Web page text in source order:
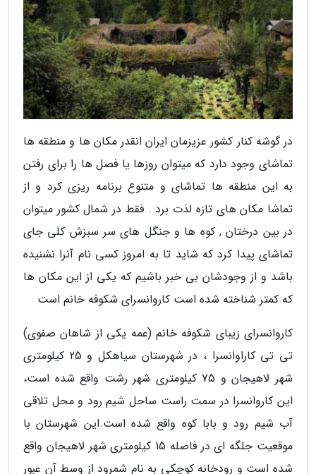
در گوشه کنار کشور عزیزمان ایران انقدر مکان ها و منطقه ها
تماشای وجود دارد که میتوان روزها یا فصل ها را برای رفتن
به این منطقه ها تماشای و متنوع برنامه ریزی کرد و از
تماشا مکان های تازه لذت برد . فقط در شمال کشور میتوان
در بین درختان , کوه ها و جنگل های سر سبزش کلی جای
تماشای پیدا کرد که شاید تا به امروز کسی نام آنرا نشنیده
باشد و از وجودشان بی خبر باشیم که یکی از این مکان ها
که کمتر شناخته شده است کاروانسرای شکوفه خانم است
کاروانسرای زیبای شکوفه خانم (عمه یکی از شاهان صفوی)
تی تی کاراوانسرا ، در شهرستان سیاهکل و 25 کیلومتری
شهر لاهیجان و 75 کیلومتری شهر رشت واقع شده است،
این کاروانسرا در سمت راست ساحل شیم رود و محل تلاقی
آب شیم رود و بابا کوه واقع شده است.این شهرستان با
موقعیت جلگه ای در فاصله 15 کیلومتری شهر لاهیجان واقع
شده است و رودخانه کوچکی به نام شمرود از وسط آن عبور